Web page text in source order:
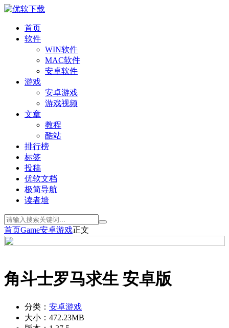
首页
软件
WIN软件
MAC软件
安卓软件
游戏
安卓游戏
游戏视频
文章
教程
酷站
排行榜
标签
投稿
优软文档
极简导航
读者墙
首页Game安卓游戏正文
角斗士罗马求生 安卓版
分类： 安卓游戏
大小： 472.23MB